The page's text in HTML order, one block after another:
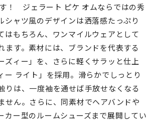
！ ジェラート ピケ オムならではの秀
シャツ風のデザインは洒落感たっぷり
はもちろん、ワンマイルウェアとして
ます。素材には、ブランドを代表する
ズィー」を、さらに軽くサラッと仕上
ー ライト」を採用。滑らかでしっとり
りは、一度袖を通せば手放せなくなる
せん。さらに、同素材でヘアバンドや
カー型のルームシューズまで展開してい